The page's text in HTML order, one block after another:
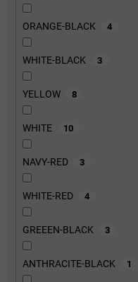
ORANGE-BLACK 4
WHITE-BLACK 3
YELLOW 8
WHITE 10
NAVY-RED 3
WHITE-RED 4
GREEEN-BLACK 3
ANTHRACITE-BLACK 1